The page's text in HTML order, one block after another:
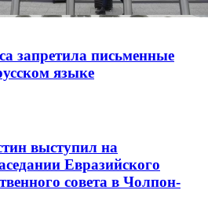
запретила письменные
языке
выступил на
Евразийского
совета в Чолпон-